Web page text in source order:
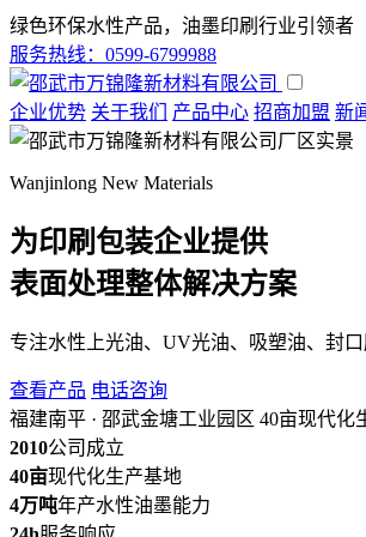
绿色环保水性产品，油墨印刷行业引领者
服务热线：0599-6799988
企业优势 关于我们 产品中心 招商加盟 新
Wanjinlong New Materials
为印刷包装企业提供
表面处理整体解决方案
专注水性上光油、UV光油、吸塑油、封
查看产品 电话咨询
福建南平 · 邵武金塘工业园区 40亩现代化
2010公司成立
40亩现代化生产基地
4万吨年产水性油墨能力